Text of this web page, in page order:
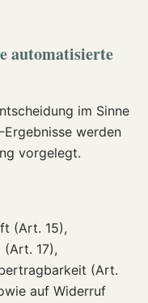
automatisierte
im Sinne
werden
vorgelegt.
(Art. 15),
17),
(Art.
auf Widerruf